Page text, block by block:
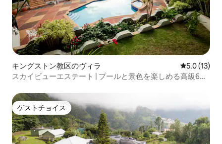
キングストン教区のヴィラ レビュー13
5.0 (13)
スカイビューエステート | プールと景色を楽しめる高級6ベ
ゲストチョイス
ゲストチョイス